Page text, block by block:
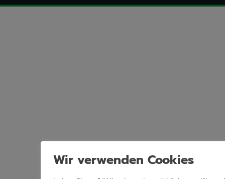
Wir verwenden Cookies